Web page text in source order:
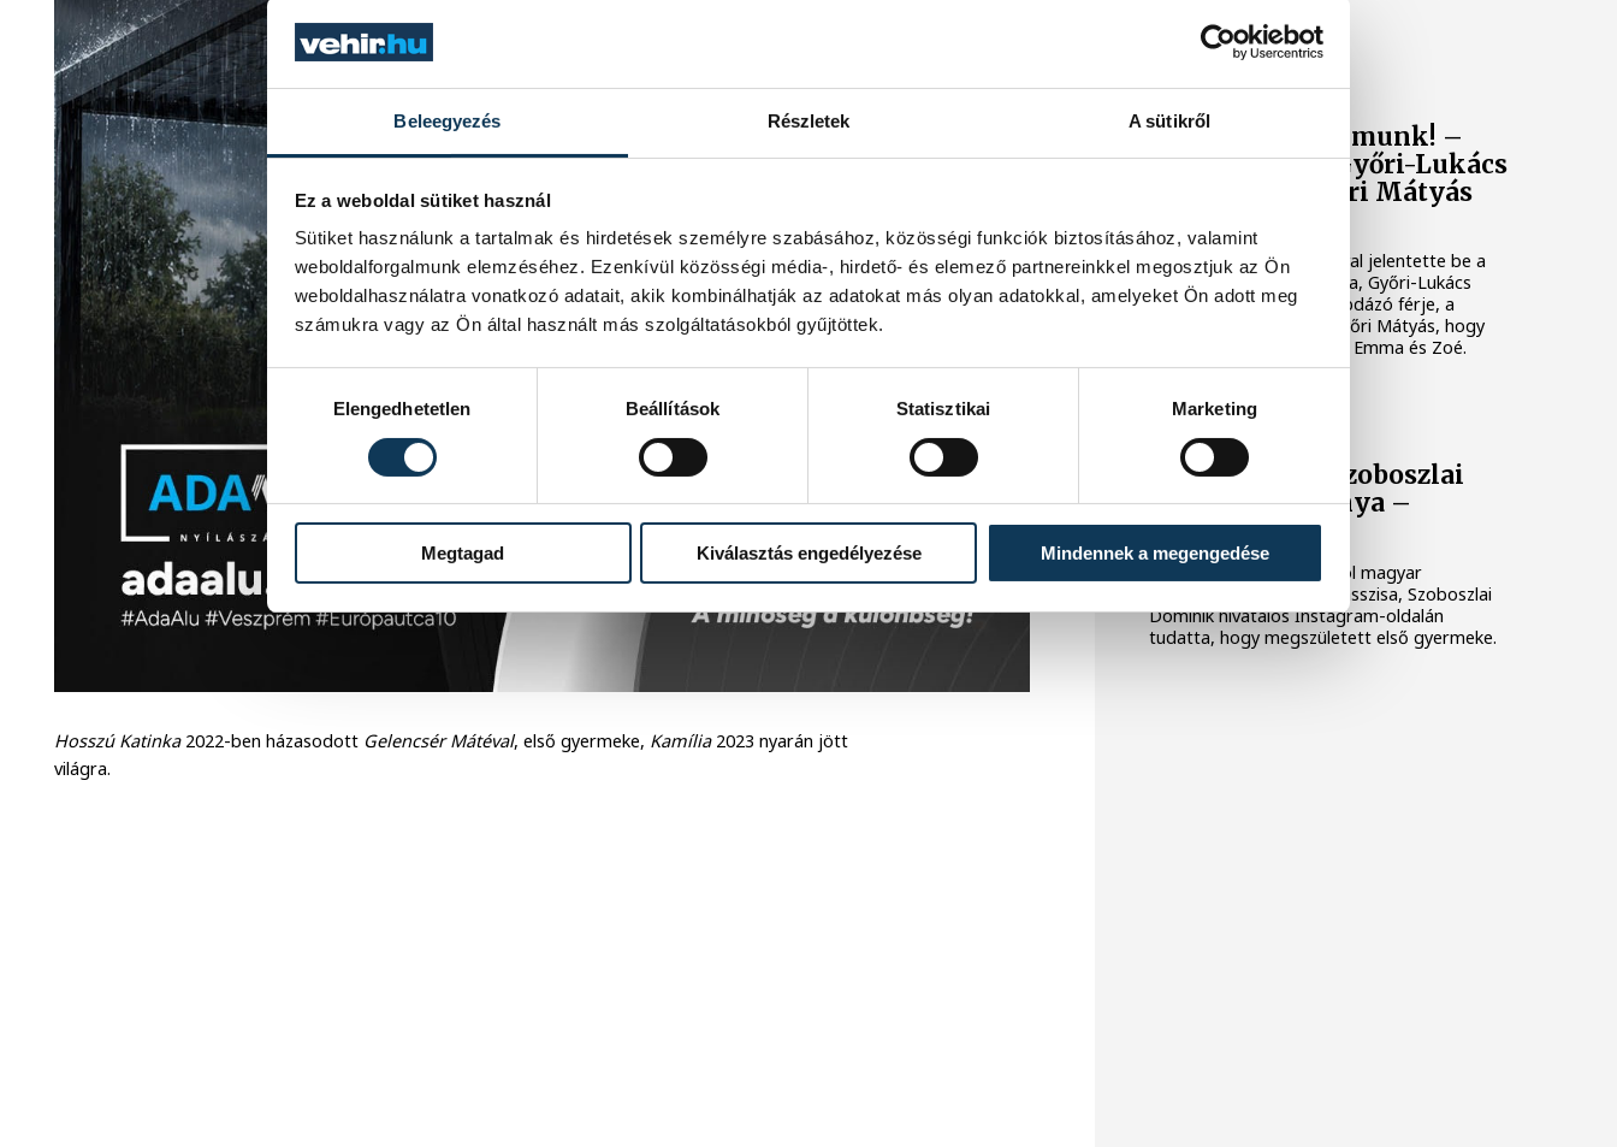
Beleegyezés Részletek A sütikről
Ez a weboldal sütiket használ
Sütiket használunk a tartalmak és hirdetések személyre szabásához, közösségi funkciók biztosításához, valamint
weboldalforgalmunk elemzéséhez. Ezenkívül közösségi média-, hirdető- és elemező partnereinkkel megosztjuk az Ön
weboldalhasználatra vonatkozó adatait, akik kombinálhatják az adatokat más olyan adatokkal, amelyeket Ön adott meg
számukra vagy az Ön által használt más szolgáltatásokból gyűjtöttek.
Elengedhetetlen
Beállítások Statisztikai Marketing
Megtagad Kiválasztás engedélyezése Mindennek a megengedése
Hosszú Katinka 2022-ben házasodott Gelencsér Mátéval, első gyermeke, Kamília 2023 nyarán jött
világra.
Beteljesült az álmunk! –
megszülettek Győri-Lukács
Viktória és Győri Mátyás
Meghitt karácsonyi fotóval jelentette be a
Győri Audi ETO kiválósága, Győri-Lukács
Viktória és szintén kézilabdázó férje, a
Ferencvárosnál játszó Győri Mátyás, hogy
megszülettek ikerlányaik, Emma és Zoé.
SZOBOSZLAI DOMINIK
Megszületett Szoboszlai
Dominik kislánya –
fotóval
Az angol bajnok Liverpool magyar
válogatott labdarúgó-klasszisa, Szoboszlai
Dominik hivatalos Instagram-oldalán
tudatta, hogy megszületett első gyermeke.